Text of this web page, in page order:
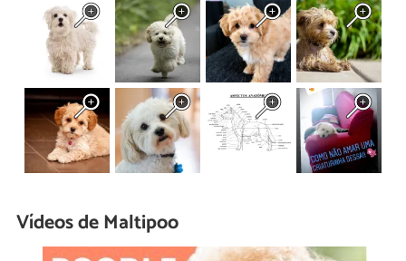
Vídeos de Maltipoo